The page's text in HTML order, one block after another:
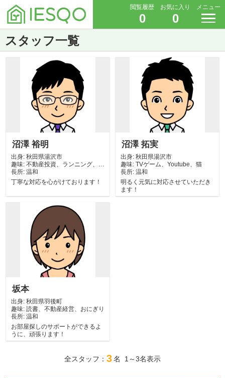
閲覧履歴
0
お気に入り
0
メニュー
スタッフ一覧
沼澤 裕明
出身: 秋田県湯沢市
趣味: 不動産投資、ランニング、ア
ート鑑賞、温泉...
長所: 温和
丁寧な対応を心がけております！
沼澤 拓実
出身: 秋田県湯沢市
趣味: TVゲーム、Youtube、猫
長所: 温和
明るく元気に対応させていただき
ます！
坂本
出身: 秋田県羽後町
趣味: 読書、不動産経営、おにぎり
長所: 温和
お部屋探しのサポートができるよ
うに、頑張ります！
全スタッフ： 3名 1～3名表示